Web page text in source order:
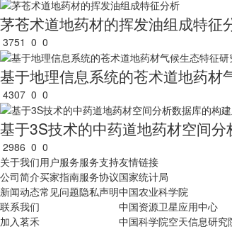
茅苍术道地药材的挥发油组成特征
3751 0 0
基于地理信息系统的苍术道地药材
4307 0 0
基于3S技术的中药道地药材空间
2986 0 0
关于我们
公司简介
新闻动态
联系我们
加入茗禾
用户服务
买家指南
常见问题
服务支持
服务协议
隐私声明
友情链接
国家统计局
中国农业科学院
中国资源卫星应用中心
中国科学院空天信息研究